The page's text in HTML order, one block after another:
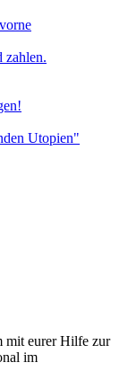
mit eurer Hilfe zur
im